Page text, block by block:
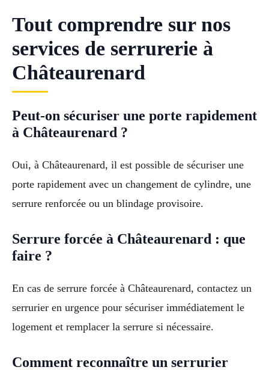
Tout comprendre sur nos
services de serrurerie à
Châteaurenard
Peut-on sécuriser une porte rapidement
à Châteaurenard ?
Oui, à Châteaurenard, il est possible de sécuriser une
porte rapidement avec un changement de cylindre, une
serrure renforcée ou un blindage provisoire.
Serrure forcée à Châteaurenard : que
faire ?
En cas de serrure forcée à Châteaurenard, contactez un
serrurier en urgence pour sécuriser immédiatement le
logement et remplacer la serrure si nécessaire.
Comment reconnaître un serrurier